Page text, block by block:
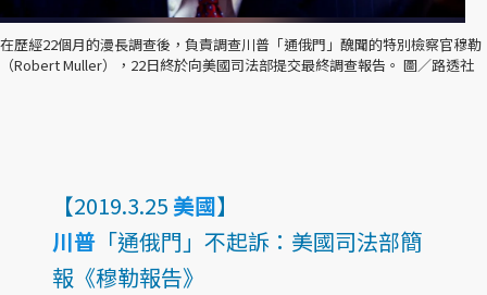
在歷經22個月的漫長調查後，負責調查川普「通俄門」醜聞的特別檢察官穆勒
（Robert Muller），22日終於向美國司法部提交最終調查報告。 圖／路透社
【2019.3.25 美國】
川普 「通俄門」不起訴：美國司法部簡
報《穆勒報告》